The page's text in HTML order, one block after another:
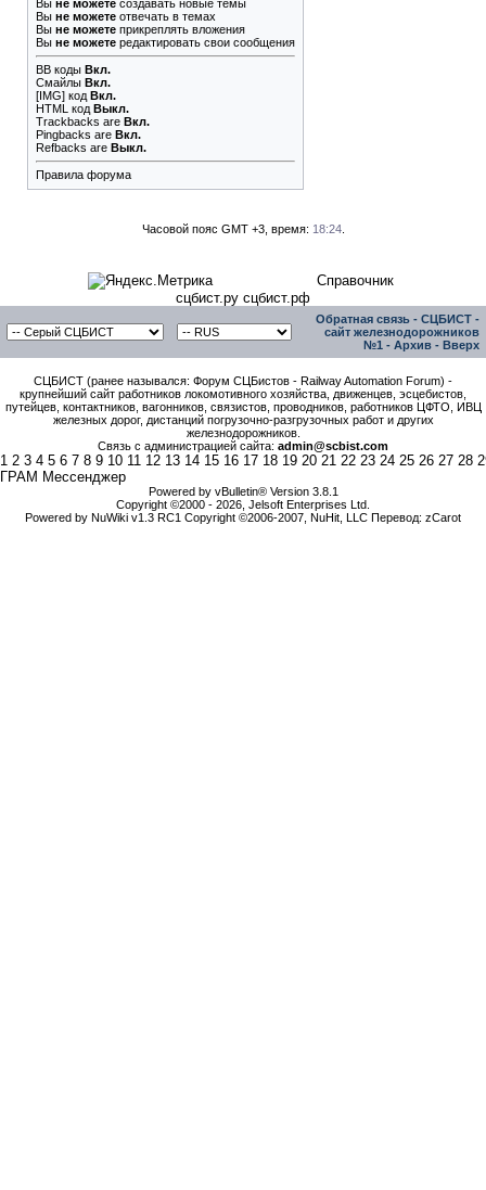
Вы не можете создавать новые темы
Вы не можете отвечать в темах
Вы не можете прикреплять вложения
Вы не можете редактировать свои сообщения
BB коды Вкл.
Смайлы Вкл.
[IMG] код Вкл.
HTML код Выкл.
Trackbacks are Вкл.
Pingbacks are Вкл.
Refbacks are Выкл.
Правила форума
Часовой пояс GMT +3, время: 18:24.
Справочник
сцбист.ру сцбист.рф
Обратная связь - СЦБИСТ -
сайт железнодорожников
№1 - Архив - Вверх
СЦБИСТ (ранее назывался: Форум СЦБистов - Railway Automation Forum) -
крупнейший сайт работников локомотивного хозяйства, движенцев, эсцебистов,
путейцев, контактников, вагонников, связистов, проводников, работников ЦФТО, ИВЦ
железных дорог, дистанций погрузочно-разгрузочных работ и других
железнодорожников.
Связь с администрацией сайта: admin@scbist.com
1 2 3 4 5 6 7 8 9 10 11 12 13 14 15 16 17 18 19 20 21 22 23 24 25 26 27 28
ГРАМ Мессенджер
Powered by vBulletin® Version 3.8.1
Copyright ©2000 - 2026, Jelsoft Enterprises Ltd.
Powered by NuWiki v1.3 RC1 Copyright ©2006-2007, NuHit, LLC Перевод: zCarot